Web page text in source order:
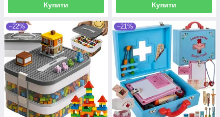
Купити Купити
–22% –21%